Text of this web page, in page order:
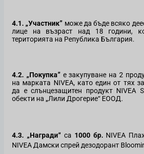
4.1. „Участник” може да бъде всяко
лице на възраст над 18 години,
територията на Република България.
4.2. „Покупка” е закупуване на 2
на марката NIVEA, като един от тях
да е слънцезащитен продукт NIVEA
обекти на „Лили Дрогерие“ ЕООД.
4.3. „Награди“ са 1000 бр. NIVEA
NIVEA Дамски спрей дезодорант